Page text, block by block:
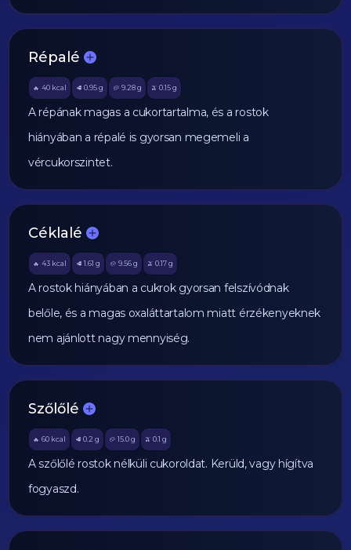
Répalé
🔥 40 kcal 🥩 0.95g 🥔 9.28 g 🫒 0.15g
A répának magas a cukortartalma, és a rostok
hiányában a répalé is gyorsan megemeli a
vércukorszintet.
Céklalé
🔥 43 kcal 🥩 1.61 g 🥔 9.56 g 🫒 0.17g
A rostok hiányában a cukrok gyorsan felszívódnak
belőle, és a magas oxaláttartalom miatt érzékenyeknek
nem ajánlott nagy mennyiség.
Szőlőlé
🔥 60 kcal 🥩 0.2 g 🥔 15.0 g 🫒 0.1 g
A szőlőlé rostok nélküli cukoroldat. Kerüld, vagy hígítva
fogyaszd.